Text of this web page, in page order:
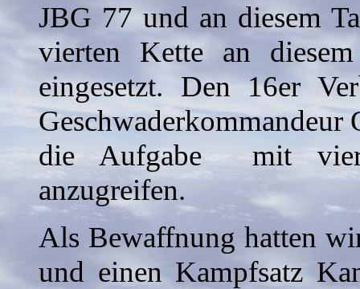
JBG 77 und an diesem
vierten Kette an
eingesetzt. Den 16er
Geschwaderkommandeur
die Aufgabe mit
anzugreifen.
Als Bewaffnung hatten
und einen Kampfsatz